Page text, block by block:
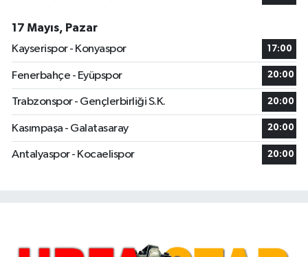
17 Mayıs, Pazar
Kayserispor - Konyaspor
17:00
Fenerbahçe - Eyüpspor 20:00
Trabzonspor - Gençlerbirliği S.K. 20:00
Kasımpaşa - Galatasaray 20:00
Antalyaspor - Kocaelispor 20:00